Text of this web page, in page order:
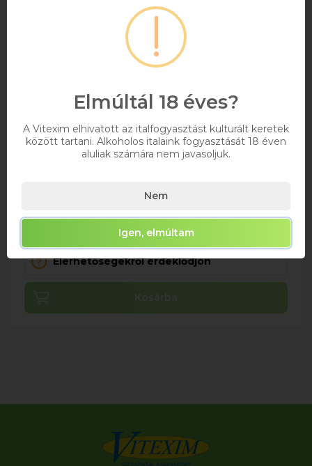
Laphroaig Oak Select Skót Single Malt
Whisky 0.7l
18 730 Ft
Bruttó ár
Elérhetőségekről érdeklődjön
Kosárba
Elmúltál 18 éves?
A Vitexim elhivatott az italfogyasztást kulturált keretek
között tartani. Alkoholos italaink fogyasztását 18 éven
aluliak számára nem javasoljuk.
Nem
Igen, elmúltam